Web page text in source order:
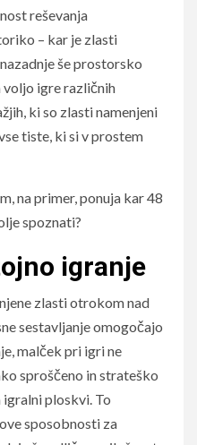
reševanja
– kar je zlasti
še prostorsko
voljo igre različnih
ki so zlasti namenjeni
tiste, ki si v prostem
na primer, ponuja kar 48
spoznati?
igranje
zlasti otrokom nad
sestavljanje omogočajo
malček pri igri ne
sproščeno in strateško
ploskvi. To
sposobnosti za